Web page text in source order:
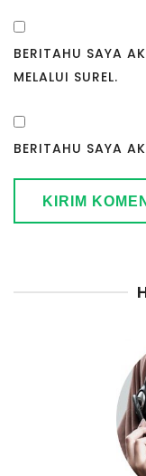
BERITAHU SAYA
MELALUI SUREL.
BERITAHU SAYA